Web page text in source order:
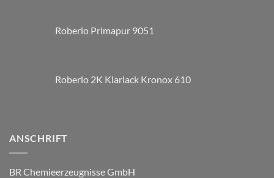
Roberlo Primapur 9051
Roberlo 2K Klarlack Kronox 610
ANSCHRIFT
BR Chemieerzeugnisse GmbH